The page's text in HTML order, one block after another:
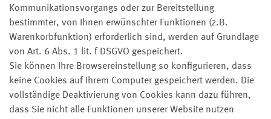
Kommunikationsvorgangs oder zur Bereitstellung
bestimmter, von Ihnen erwünschter Funktionen (z.B.
Warenkorbfunktion) erforderlich sind, werden auf Grundlage
von Art. 6 Abs. 1 lit. f DSGVO gespeichert.
Sie können Ihre Browsereinstellung so konfigurieren, dass
keine Cookies auf Ihrem Computer gespeichert werden. Die
vollständige Deaktivierung von Cookies kann dazu führen,
dass Sie nicht alle Funktionen unserer Website nutzen